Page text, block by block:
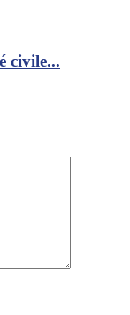
civile...